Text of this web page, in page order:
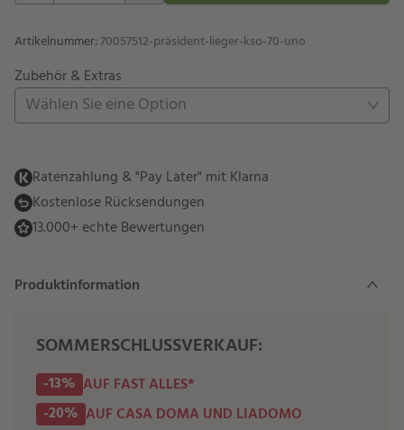
Artikelnummer:70057512-präsident-lieger-kso-70-uno
Zubehör & Extras
Wählen Sie eine Option
Ratenzahlung & "Pay Later" mit Klarna
Kostenlose Rücksendungen
13.000+ echte Bewertungen
Produktinformation
SOMMERSCHLUSSVERKAUF:
-13% AUF FAST ALLES*
-20% AUF CASA DOMA UND LIADOMO